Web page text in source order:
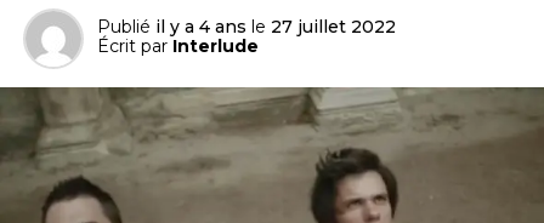
Publié il y a 4 ans le 27 juillet 2022
Écrit par Interlude